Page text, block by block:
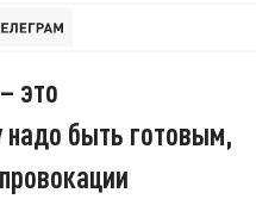
это
быть готовым,